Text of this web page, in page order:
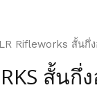
Rifleworks สั้นกึ่
สั้น